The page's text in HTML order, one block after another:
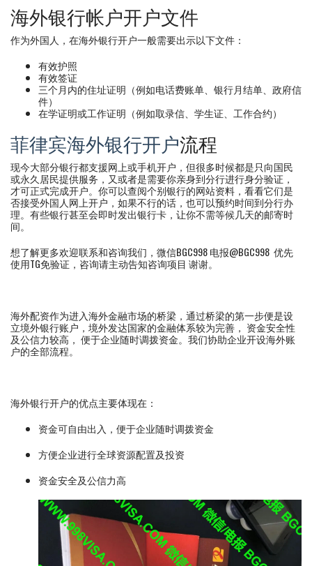
海外银行帐户开户文件
作为外国人，在海外银行开户一般需要出示以下文件：
有效护照
有效签证
三个月内的住址证明（例如电话费账单、银行月结单、政府信
件）
在学证明或工作证明（例如取录信、学生证、工作合约）
菲律宾海外银行开户流程
现今大部分银行都支援网上或手机开户，但很多时候都是只向国民
或永久居民提供服务，又或者是需要你亲身到分行进行身分验证，
才可正式完成开户。你可以查阅个别银行的网站资料，看看它们是
否接受外国人网上开户，如果不行的话，也可以预约时间到分行办
理。有些银行甚至会即时发出银行卡，让你不需等候几天的邮寄时
间。
想了解更多欢迎联系和咨询我们，微信BGC998 电报@BGC998 优先
使用TG免验证，咨询请主动告知咨询项目 谢谢。
海外配资作为进入海外金融市场的桥梁，通过桥梁的第一步便是设
立境外银行账户，境外发达国家的金融体系较为完善， 资金安全性
及公信力较高， 便于企业随时调拨资金。我们协助企业开设海外账
户的全部流程。
海外银行开户的优点主要体现在：
资金可自由出入，便于企业随时调拨资金
方便企业进行全球资源配置及投资
资金安全及公信力高